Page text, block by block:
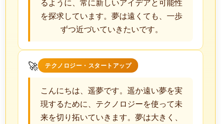
るように、常に新しいアイデアと可能性
を探求しています。夢は遠くても、一歩
ずつ近づいていきたいです。
🚀 テクノロジー・スタートアップ
こんにちは、遥夢です。遥か遠い夢を実
現するために、テクノロジーを使って未
来を切り拓いていきます。夢は大きく、